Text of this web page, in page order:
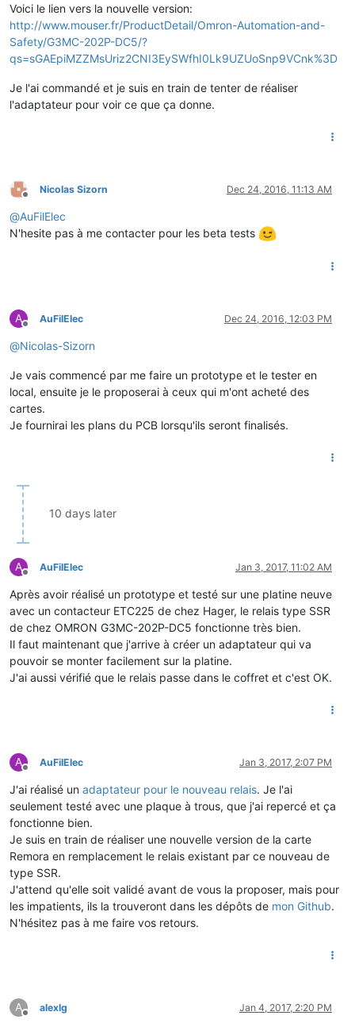
Voici le lien vers la nouvelle version:
http://www.mouser.fr/ProductDetail/Omron-Automation-and-
Safety/G3MC-202P-DC5/?
qs=sGAEpiMZZMsUriz2CNI3EySWfhI0Lk9UZUoSnp9VCnk%3D
Je l'ai commandé et je suis en train de tenter de réaliser
l'adaptateur pour voir ce que ça donne.
Offline
Nicolas Sizorn Dec 24, 2016, 11:13 AM
@AuFilElec
N'hesite pas à me contacter pour les beta tests
A
Offline
AuFilElec Dec 24, 2016, 12:03 PM
@Nicolas-Sizorn
Je vais commencé par me faire un prototype et le tester en
local, ensuite je le proposerai à ceux qui m'ont acheté des
cartes.
Je fournirai les plans du PCB lorsqu'ils seront finalisés.
10 days later
A
Offline
AuFilElec Jan 3, 2017, 11:02 AM
Après avoir réalisé un prototype et testé sur une platine neuve
avec un contacteur ETC225 de chez Hager, le relais type SSR
de chez OMRON G3MC-202P-DC5 fonctionne très bien.
Il faut maintenant que j'arrive à créer un adaptateur qui va
pouvoir se monter facilement sur la platine.
J'ai aussi vérifié que le relais passe dans le coffret et c'est OK.
A
Offline
AuFilElec Jan 3, 2017, 2:07 PM
J'ai réalisé un adaptateur pour le nouveau relais. Je l'ai
seulement testé avec une plaque à trous, que j'ai repercé et ça
fonctionne bien.
Je suis en train de réaliser une nouvelle version de la carte
Remora en remplacement le relais existant par ce nouveau de
type SSR.
J'attend qu'elle soit validé avant de vous la proposer, mais pour
les impatients, ils la trouveront dans les dépôts de mon Github.
N'hésitez pas à me faire vos retours.
A
Offline
alexlg Jan 4, 2017, 2:20 PM